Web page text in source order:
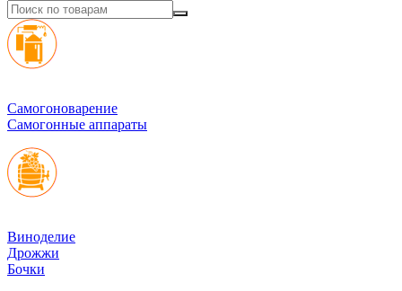
Cамогоноварение
Самогонные аппараты
Виноделие
Дрожжи
Бочки